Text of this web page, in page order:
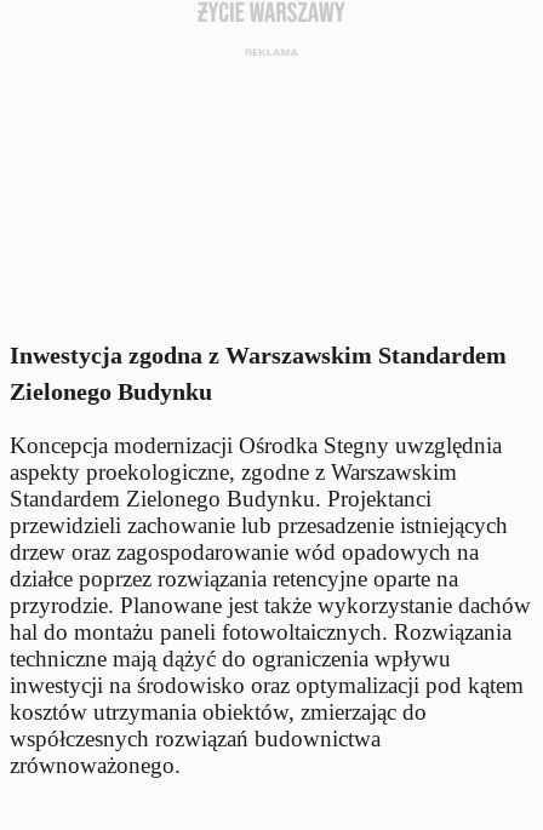
Inwestycja zgodna z Warszawskim Standardem
Zielonego Budynku
Koncepcja modernizacji Ośrodka Stegny uwzględnia
aspekty proekologiczne, zgodne z Warszawskim
Standardem Zielonego Budynku. Projektanci
przewidzieli zachowanie lub przesadzenie istniejących
drzew oraz zagospodarowanie wód opadowych na
działce poprzez rozwiązania retencyjne oparte na
przyrodzie. Planowane jest także wykorzystanie dachów
hal do montażu paneli fotowoltaicznych. Rozwiązania
techniczne mają dążyć do ograniczenia wpływu
inwestycji na środowisko oraz optymalizacji pod kątem
kosztów utrzymania obiektów, zmierzając do
współczesnych rozwiązań budownictwa
zrównoważonego.